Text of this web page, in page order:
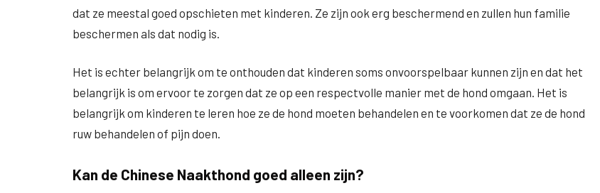
dat ze meestal goed opschieten met kinderen. Ze zijn ook erg beschermend en zullen hun familie
beschermen als dat nodig is.
Het is echter belangrijk om te onthouden dat kinderen soms onvoorspelbaar kunnen zijn en dat het
belangrijk is om ervoor te zorgen dat ze op een respectvolle manier met de hond omgaan. Het is
belangrijk om kinderen te leren hoe ze de hond moeten behandelen en te voorkomen dat ze de hond
ruw behandelen of pijn doen.
Kan de Chinese Naakthond goed alleen zijn?